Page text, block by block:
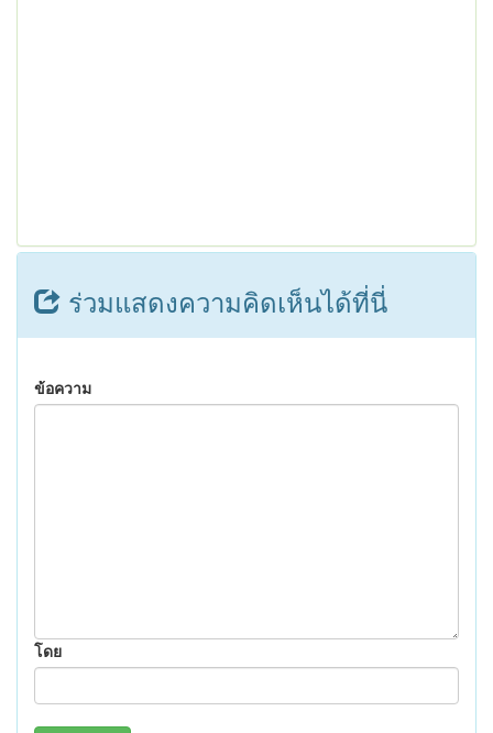
ร่วมแสดงความคิดเห็นได้ที่นี่
ข้อความ
โดย